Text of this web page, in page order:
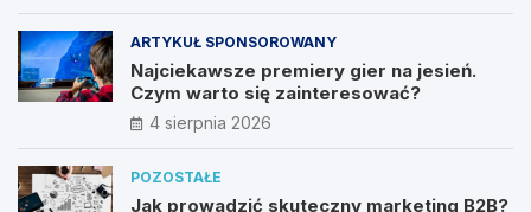
ARTYKUŁ SPONSOROWANY
Najciekawsze premiery gier na jesień.
Czym warto się zainteresować?
4 sierpnia 2026
POZOSTAŁE
Jak prowadzić skuteczny marketing B2B?